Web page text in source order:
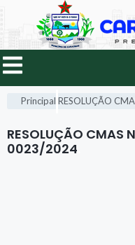
Principal RESOLUÇÃO
RESOLUÇÃO CMAS
0023/2024